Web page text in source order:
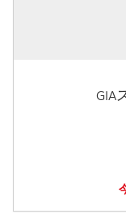
GIA